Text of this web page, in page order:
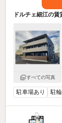
ドルチェ細江の賃
すべての写真
駐車場あり 駐